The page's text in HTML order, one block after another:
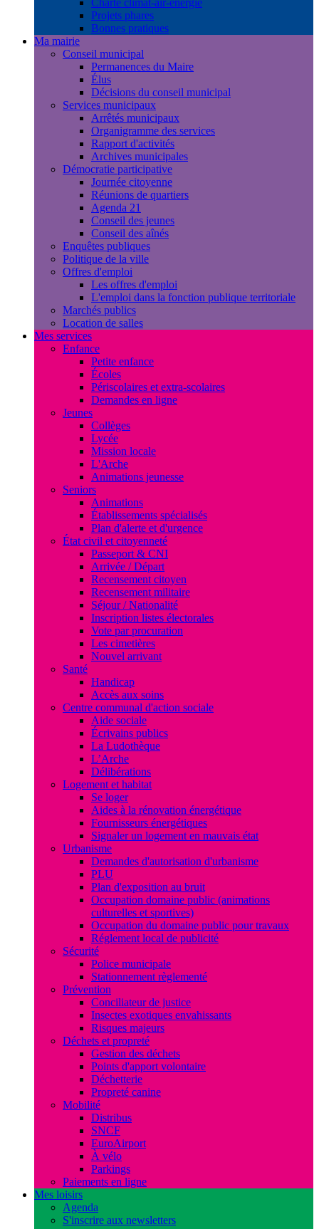
Projets phares
Bonnes pratiques
Ma mairie
Conseil municipal
Permanences du Maire
Élus
Décisions du conseil municipal
Services municipaux
Arrêtés municipaux
Organigramme des services
Rapport d'activités
Archives municipales
Démocratie participative
Journée citoyenne
Réunions de quartiers
Agenda 21
Conseil des jeunes
Conseil des aînés
Enquêtes publiques
Politique de la ville
Offres d'emploi
Les offres d'emploi
L'emploi dans la fonction publique territoriale
Marchés publics
Location de salles
Mes services
Enfance
Petite enfance
Écoles
Périscolaires et extra-scolaires
Demandes en ligne
Jeunes
Collèges
Lycée
Mission locale
L'Arche
Animations jeunesse
Seniors
Animations
Établissements spécialisés
Plan d'alerte et d'urgence
État civil et citoyenneté
Passeport & CNI
Arrivée / Départ
Recensement citoyen
Recensement militaire
Séjour / Nationalité
Inscription listes électorales
Vote par procuration
Les cimetières
Nouvel arrivant
Santé
Handicap
Accès aux soins
Centre communal d'action sociale
Aide sociale
Écrivains publics
La Ludothèque
L’Arche
Délibérations
Logement et habitat
Se loger
Aides à la rénovation énergétique
Fournisseurs énergétiques
Signaler un logement en mauvais état
Urbanisme
Demandes d'autorisation d'urbanisme
PLU
Plan d'exposition au bruit
Occupation domaine public (animations
culturelles et sportives)
Occupation du domaine public pour travaux
Réglement local de publicité
Sécurité
Police municipale
Stationnement règlementé
Prévention
Conciliateur de justice
Insectes exotiques envahissants
Risques majeurs
Déchets et propreté
Gestion des déchets
Points d'apport volontaire
Déchetterie
Propreté canine
Mobilité
Distribus
SNCF
EuroAirport
À vélo
Parkings
Paiements en ligne
Mes loisirs
Agenda
S'inscrire aux newsletters